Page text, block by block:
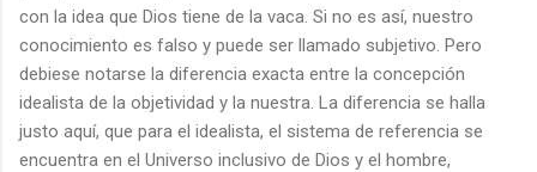
con la idea que Dios tiene de la vaca. Si no es así, nuestro
conocimiento es falso y puede ser llamado subjetivo. Pero
debiese notarse la diferencia exacta entre la concepción
idealista de la objetividad y la nuestra. La diferencia se halla
justo aquí, que para el idealista, el sistema de referencia se
encuentra en el Universo inclusivo de Dios y el hombre,